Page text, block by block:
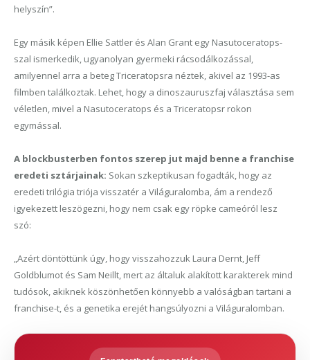
helyszín”.
Egy másik képen Ellie Sattler és Alan Grant egy Nasutoceratops-
szal ismerkedik, ugyanolyan gyermeki rácsodálkozással,
amilyennel arra a beteg Triceratopsra néztek, akivel az 1993-as
filmben találkoztak. Lehet, hogy a dinoszauruszfaj választása sem
véletlen, mivel a Nasutoceratops és a Triceratopsr rokon
egymással.
A blockbusterben fontos szerep jut majd benne a franchise
eredeti sztárjainak: Sokan szkeptikusan fogadták, hogy az
eredeti trilógia triója visszatér a Világuralomba, ám a rendező
igyekezett leszögezni, hogy nem csak egy röpke cameóról lesz
szó:
„Azért döntöttünk úgy, hogy visszahozzuk Laura Dernt, Jeff
Goldblumot és Sam Neillt, mert az általuk alakított karakterek mind
tudósok, akiknek köszönhetően könnyebb a valóságban tartani a
franchise-t, és a genetika erejét hangsúlyozni a Világuralomban.